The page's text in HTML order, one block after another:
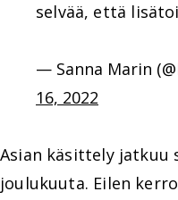
selvää, että
— Sanna Marin
16, 2022
Asian käsittely jatkuu
joulukuuta. Eilen